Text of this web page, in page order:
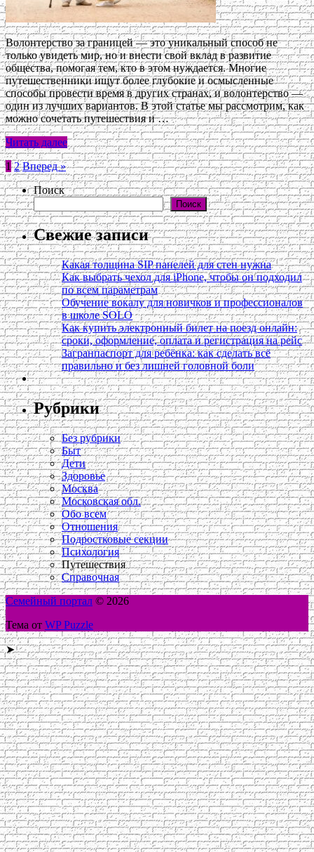
Волонтерство за границей — это уникальный способ не
только увидеть мир, но и внести свой вклад в развитие
общества, помогая тем, кто в этом нуждается. Многие
путешественники ищут более глубокие и осмысленные
способы провести время в других странах, и волонтерство —
один из лучших вариантов. В этой статье мы рассмотрим, как
можно сочетать путешествия и …
Читать далее
Пагинация
записей
1 2 Вперед »
Поиск
Поиск
Свежие записи
Какая толщина SIP панелей для стен нужна
Как выбрать чехол для iPhone, чтобы он подходил
по всем параметрам
Обучение вокалу для новичков и профессионалов
в школе SOLO
Как купить электронный билет на поезд онлайн:
сроки, оформление, оплата и регистрация на рейс
Загранпаспорт для ребёнка: как сделать всё
правильно и без лишней головной боли
Рубрики
Без рубрики
Быт
Дети
Здоровье
Москва
Московская обл.
Обо всем
Отношения
Подростковые секции
Психология
Путешествия
Справочная
Семейный портал © 2026
Тема от WP Puzzle
➤